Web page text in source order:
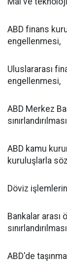
ABD finans
engellenmesi,
Uluslararası
engellenmesi,
ABD Merkez
ABD kamu
kuruluşlarla
Döviz
Bankalar
ABD'de